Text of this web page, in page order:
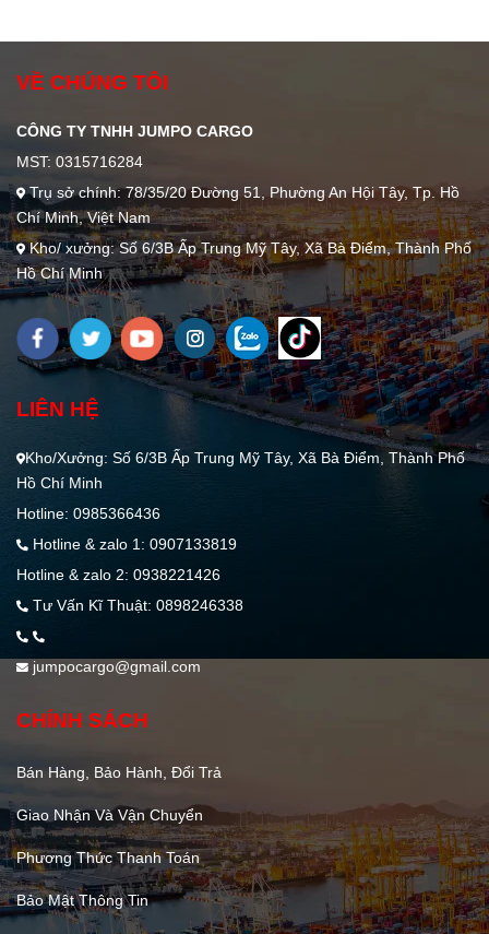
Nào?
Phải Ai
VỀ CHÚNG TÔI
CÔNG TY TNHH JUMPO CARGO
MST: 0315716284
Trụ sở chính: 78/35/20 Đường 51, Phường An Hội Tây, Tp. Hồ
Chí Minh, Việt Nam
Kho/ xưởng: Số 6/3B Ấp Trung Mỹ Tây, Xã Bà Điểm, Thành Phố
Hồ Chí Minh
LIÊN HỆ
Kho/Xưởng: Số 6/3B Ấp Trung Mỹ Tây, Xã Bà Điểm, Thành Phố
Hồ Chí Minh
Hotline: 0985366436
Hotline & zalo 1: 0907133819
Hotline & zalo 2: 0938221426
Tư Vấn Kĩ Thuật: 0898246338
jumpocargo@gmail.com
CHÍNH SÁCH
Bán Hàng, Bảo Hành, Đổi Trả
Giao Nhận Và Vận Chuyển
Phương Thức Thanh Toán
Bảo Mật Thông Tin